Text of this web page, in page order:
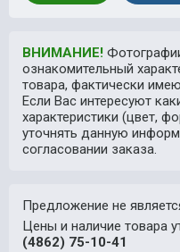
ВНИМАНИЕ!
ознакомительный
товара, фактически
Если Вас интересуют
характеристики (цвет,
уточнять данную
согласовании заказа.
Предложение не
Цены и наличие товара
(4862) 75-10-41